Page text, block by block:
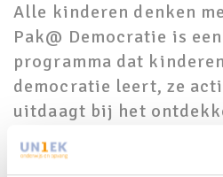
Alle kinderen denken
Pak@ Democratie is
programma dat
democratie leert, ze
uitdaagt bij het
de samenleving en hen
laat meedenken met de